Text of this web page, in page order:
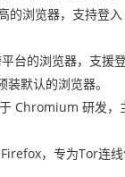
的浏览器，支持登
台的浏览器，支援
默认的浏览器。
Chromium 研发，
，专为Tor连